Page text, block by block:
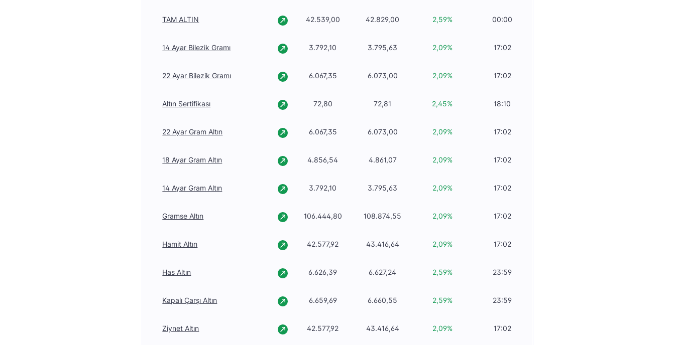
TAM ALTIN 42.539,00 42.829,00 2,59% 00:00
14 Ayar Bilezik Gramı 3.792,10 3.795,63 2,09% 17:02
22 Ayar Bilezik Gramı 6.067,35 6.073,00 2,09% 17:02
Altın Sertifikası 72,80 72,81 2,45% 18:10
22 Ayar Gram Altın 6.067,35 6.073,00 2,09% 17:02
18 Ayar Gram Altın 4.856,54 4.861,07 2,09% 17:02
14 Ayar Gram Altın 3.792,10 3.795,63 2,09% 17:02
Gramse Altın 106.444,80 108.874,55 2,09% 17:02
Hamit Altın 42.577,92 43.416,64 2,09% 17:02
Has Altın 6.626,39 6.627,24 2,59% 23:59
Kapalı Çarşı Altın 6.659,69 6.660,55 2,59% 23:59
Ziynet Altın 42.577,92 43.416,64 2,09% 17:02